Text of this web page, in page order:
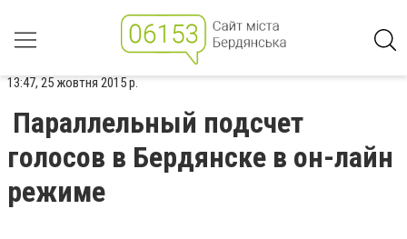
13:47, 25 жовтня 2015 р.
Параллельный подсчет
голосов в Бердянске в он-лайн
режиме